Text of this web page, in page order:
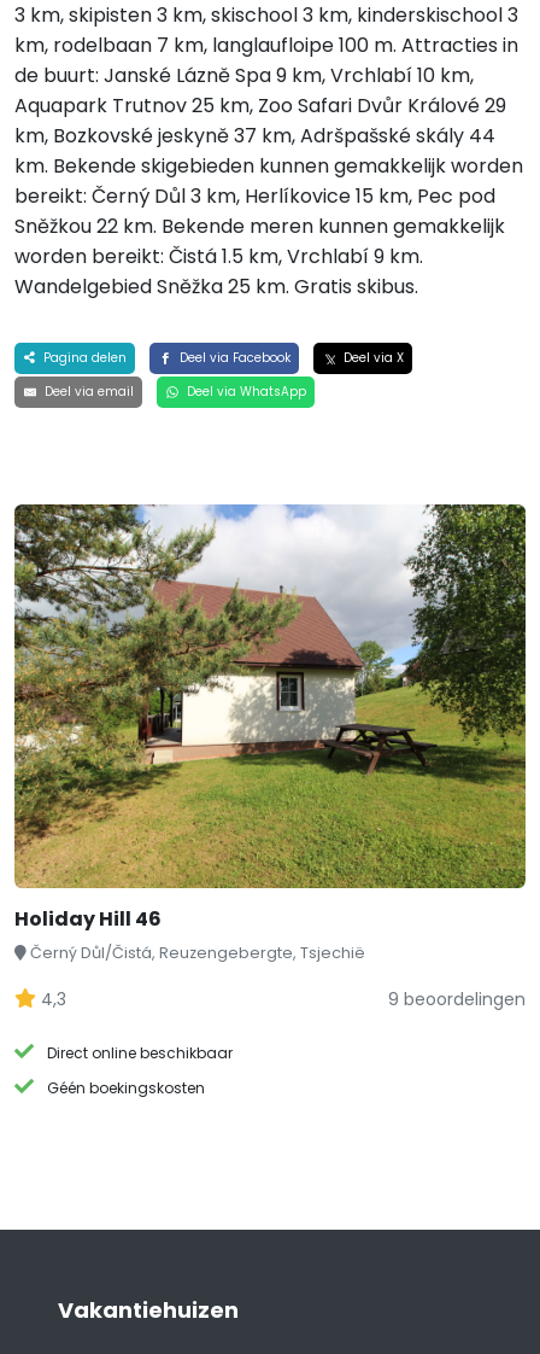
3 km, skipisten 3 km, skischool 3 km, kinderskischool 3
km, rodelbaan 7 km, langlaufloipe 100 m. Attracties in
de buurt: Janské Lázně Spa 9 km, Vrchlabí 10 km,
Aquapark Trutnov 25 km, Zoo Safari Dvůr Králové 29
km, Bozkovské jeskyně 37 km, Adršpašské skály 44
km. Bekende skigebieden kunnen gemakkelijk worden
bereikt: Černý Důl 3 km, Herlíkovice 15 km, Pec pod
Sněžkou 22 km. Bekende meren kunnen gemakkelijk
worden bereikt: Čistá 1.5 km, Vrchlabí 9 km.
Wandelgebied Sněžka 25 km. Gratis skibus.
Pagina delen Deel via Facebook
Deel via X
Deel via email
Deel via WhatsApp
Holiday Hill 46
Černý Důl/Čistá, Reuzengebergte, Tsjechië
4,3 9 beoordelingen
Direct online beschikbaar
Géén boekingskosten
Vakantiehuizen